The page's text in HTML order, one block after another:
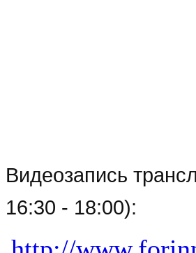
Видеозапись
16:30 - 18:00):